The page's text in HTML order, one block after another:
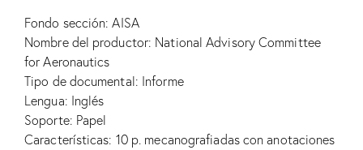
Fondo sección: AISA
Nombre del productor: National Advisory Committee
for Aeronautics
Tipo de documental: Informe
Lengua: Inglés
Soporte: Papel
Características: 10 p. mecanografiadas con anotaciones